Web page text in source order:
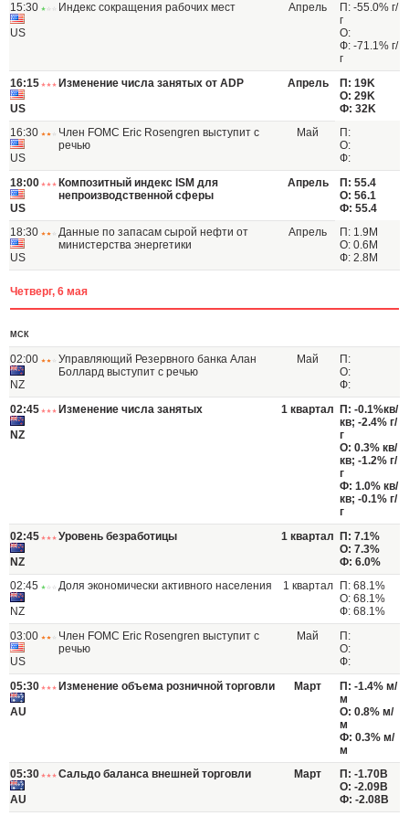
15:30
US
Индекс сокращения рабочих мест Апрель
П: -55.0% г/
г
О:
Ф: -71.1% г/
г
16:15
US
Изменение числа занятых от ADP Апрель
П: 19K
О: 29K
Ф: 32K
16:30
US
Член FOMC Eric Rosengren выступит с
речью
Май
П:
О:
Ф:
18:00
US
Композитный индекс ISM для
непроизводственной сферы
Апрель
П: 55.4
О: 56.1
Ф: 55.4
18:30
US
Данные по запасам сырой нефти от
министерства энергетики
Апрель
П: 1.9M
О: 0.6M
Ф: 2.8M
Четверг, 6 мая
МСК
02:00
NZ
Управляющий Резервного банка Алан
Боллард выступит с речью
Май
П:
О:
Ф:
02:45
NZ
Изменение числа занятых 1 квартал
П: -0.1%кв/
кв; -2.4% г/
г
О: 0.3% кв/
кв; -1.2% г/
г
Ф: 1.0% кв/
кв; -0.1% г/
г
02:45
NZ
Уровень безработицы 1 квартал
П: 7.1%
О: 7.3%
Ф: 6.0%
02:45
NZ
Доля экономически активного населения 1 квартал
П: 68.1%
О: 68.1%
Ф: 68.1%
03:00
US
Член FOMC Eric Rosengren выступит с
речью
Май
П:
О:
Ф:
05:30
AU
Изменение объема розничной торговли Март
П: -1.4% м/
м
О: 0.8% м/
м
Ф: 0.3% м/
м
05:30
AU
Сальдо баланса внешней торговли Март
П: -1.70B
О: -2.09B
Ф: -2.08B